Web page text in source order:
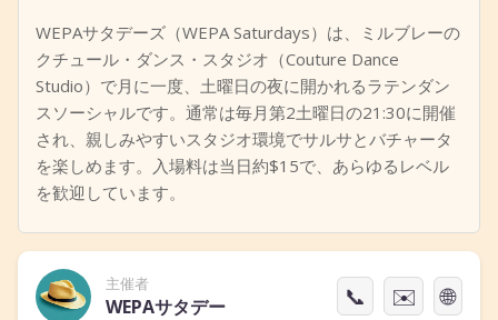
イベントを追加
WEPAサタデーズ（WEPA Saturdays）は、ミルブレーの
クチュール・ダンス・スタジオ（Couture Dance
Studio）で月に一度、土曜日の夜に開かれるラテンダン
スソーシャルです。通常は毎月第2土曜日の21:30に開催
され、親しみやすいスタジオ環境でサルサとバチャータ
を楽しめます。入場料は当日約$15で、あらゆるレベル
を歓迎しています。
主催者
WEPAサタデー 📞 ✉️ 🌐